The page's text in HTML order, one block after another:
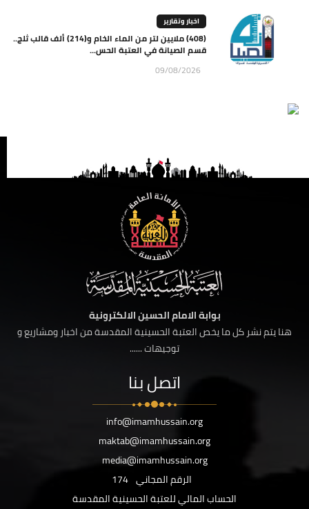
اخبار وتقارير
(408) ملايين لتر من الماء الخام و(214) ألف قالب ثلج..
قسم الصيانة في العتبة الحس...
09/08/2026
بوابة الامام الحسين الالكترونية
هنا يتم نشر كل ما يخص العتبة الحسينية المقدسة من اخبار ومشاريع و
توجيهات ......
اتصل بنا
info@imamhussain.org
maktab@imamhussain.org
media@imamhussain.org
الرقم المجاني 174
الحساب المالي للعتبة الحسينية المقدسة